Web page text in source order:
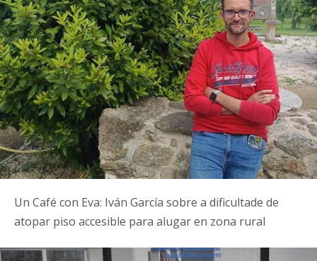
Un Café con Eva: Iván García sobre a dificultade de
atopar piso accesible para alugar en zona rural